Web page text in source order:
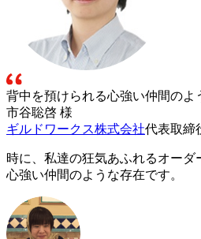
背中を預けられる心強い仲間のよ
市谷聡啓 様
ギルドワークス株式会社代表取締
時に、私達の狂気あふれるオー
心強い仲間のような存在です。